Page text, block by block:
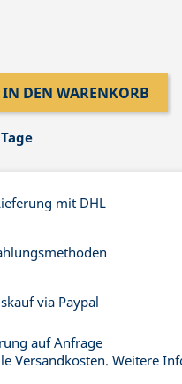
IN DEN WARENKORB
mit DHL
via Paypal
auf Anfrage
Versandkosten. Weitere